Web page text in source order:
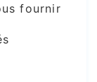
fournir